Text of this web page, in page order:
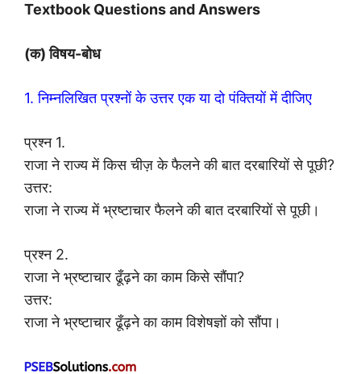
Textbook Questions and Answers
(क) विषय-बोध
1. निम्नलिखित प्रश्नों के उत्तर एक या दो पंक्तियों में दीजिए
प्रश्न 1.
राजा ने राज्य में किस चीज़ के फैलने की बात दरबारियों से पूछी?
उत्तर:
राजा ने राज्य में भ्रष्टाचार फैलने की बात दरबारियों से पूछी।
प्रश्न 2.
राजा ने भ्रष्टाचार ढूँढ़ने का काम किसे सौंपा?
उत्तर:
राजा ने भ्रष्टाचार ढूँढ़ने का काम विशेषज्ञों को सौंपा।